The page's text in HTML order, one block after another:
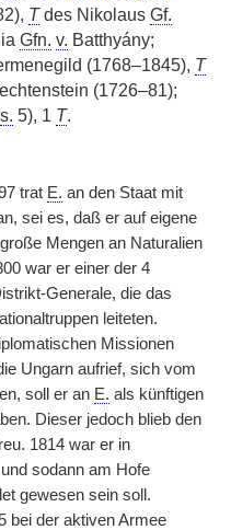
Tdes Nikolaus Gf.
Gfn. v. Batthyány;
(1768–1845), T
(1726–81);
s. 5), 1 T.
trat E. an den Staat mit
sei es, daß er auf eigene
Mengen an Naturalien
war er einer der 4
Generale, die das
leiteten.
Missionen
Ungarn aufrief, sich vom
soll er an E. als künftigen
Dieser jedoch blieb den
1814 war er in
sodann am Hofe
gewesen sein soll.
bei der aktiven Armee